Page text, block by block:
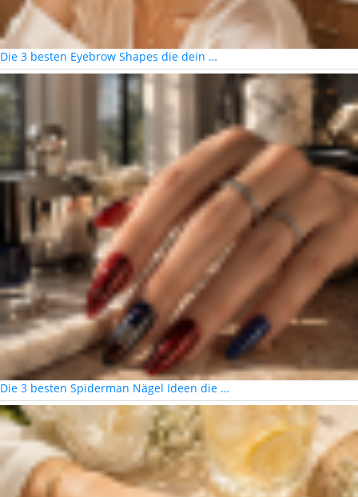
Die 3 besten Eyebrow Shapes die dein …
Die 3 besten Spiderman Nägel Ideen die …